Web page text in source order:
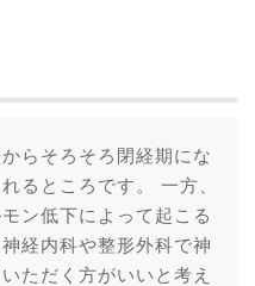
らそろそろ閉経期にな
るところです。 一方、
ン低下によって起こる
経内科や整形外科で神
ただく方がいいと考え